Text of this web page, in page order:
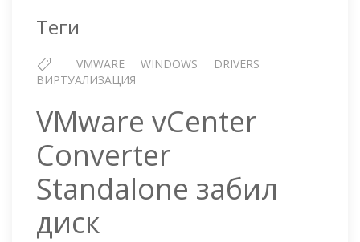
Теги
VMWARE WINDOWS
DRIVERS
ВИРТУАЛИЗАЦИЯ
VMware vCenter
Converter
Standalone забил
диск